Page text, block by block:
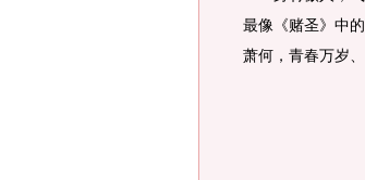
最像《赌圣》中
萧何，青春万岁